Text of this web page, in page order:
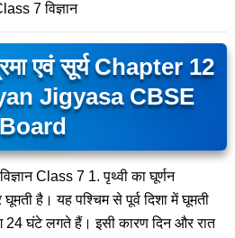
7 विज्ञान
एवं सूर्य Chapter 12
Jigyasa CBSE
Board
Class 7 1. पृथ्वी का घूर्णन
है। यह पश्चिम से पूर्व दिशा में घूमती
24 घंटे लगते हैं। इसी कारण दिन और रात